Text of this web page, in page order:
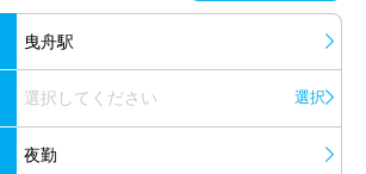
曳舟駅
選択してください 選択
夜勤